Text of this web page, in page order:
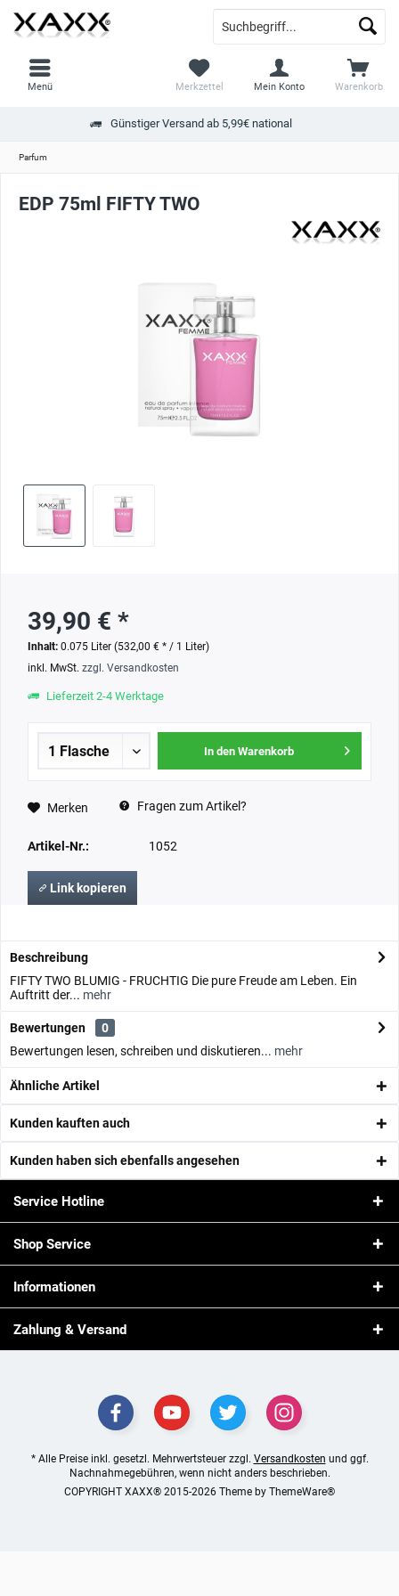
Günstiger Versand ab 5,99€ national
Warenkorb
Merkzettel Mein Konto
Menü
Parfum
EDP 75ml FIFTY TWO
39,90 € *
Inhalt: 0.075 Liter (532,00 € * / 1 Liter)
inkl. MwSt. zzgl. Versandkosten
Lieferzeit 2-4 Werktage
In den Warenkorb
Merken Fragen zum Artikel?
Artikel-Nr.: 1052
Link kopieren
Beschreibung
FIFTY TWO BLUMIG - FRUCHTIG Die pure Freude am Leben. Ein
Auftritt der... mehr
Bewertungen
0
Bewertungen lesen, schreiben und diskutieren... mehr
Ähnliche Artikel
Kunden kauften auch
Kunden haben sich ebenfalls angesehen
Service Hotline
Shop Service
Informationen
Zahlung & Versand
* Alle Preise inkl. gesetzl. Mehrwertsteuer zzgl. Versandkosten und ggf.
Nachnahmegebühren, wenn nicht anders beschrieben.
COPYRIGHT XAXX® 2015-2026 Theme by ThemeWare®